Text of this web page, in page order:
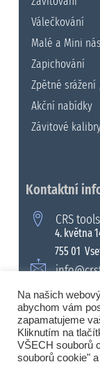
Válečkování
Malé a Mini
Zapichování
Zpětné
Akční nabídky
Závitové
Kontaktní
CRS
4. května
755 01
+420 571
© 2008
Na našich
abychom vám
zapamatujeme
Kliknutím na
VŠECH souborů
souborů cookie"